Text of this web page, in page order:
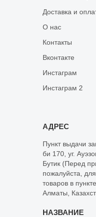
Доставка и
О нас
Контакты
Вконтакте
Инстаграм
Инстаграм 2
Пункт выдачи
би 170, уг.
Бутик (Перед
пожалуйста,
товаров в
Алматы,